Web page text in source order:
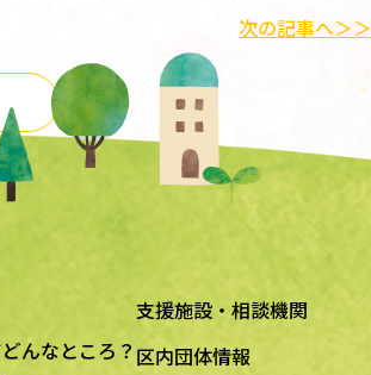
次の記事へ＞＞
んなところ？
支援施設・相談機関
区内団体情報